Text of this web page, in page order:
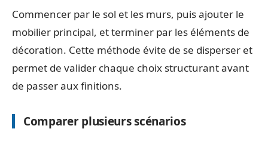
Commencer par le sol et les murs, puis ajouter le
mobilier principal, et terminer par les éléments de
décoration. Cette méthode évite de se disperser et
permet de valider chaque choix structurant avant
de passer aux finitions.
Comparer plusieurs scénarios